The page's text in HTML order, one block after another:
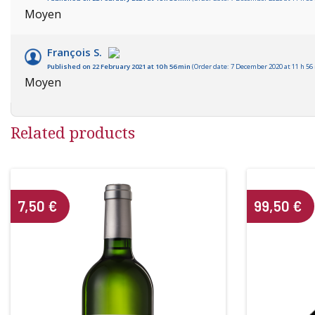
Moyen
François S.
Published on 22 February 2021 at 10 h 56 min (Order date: 7 December 2020 at 11 h
Moyen
Related products
7,50 € 99,50 €